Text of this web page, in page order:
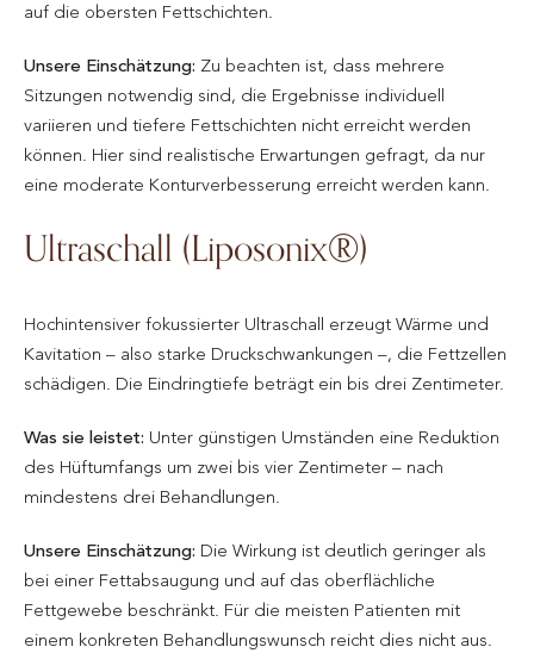
auf die obersten Fettschichten.
Unsere Einschätzung: Zu beachten ist, dass mehrere
Sitzungen notwendig sind, die Ergebnisse individuell
variieren und tiefere Fettschichten nicht erreicht werden
können. Hier sind realistische Erwartungen gefragt, da nur
eine moderate Konturverbesserung erreicht werden kann.
Ultraschall (Liposonix®)
Hochintensiver fokussierter Ultraschall erzeugt Wärme und
Kavitation – also starke Druckschwankungen –, die Fettzellen
schädigen. Die Eindringtiefe beträgt ein bis drei Zentimeter.
Was sie leistet: Unter günstigen Umständen eine Reduktion
des Hüftumfangs um zwei bis vier Zentimeter – nach
mindestens drei Behandlungen.
Unsere Einschätzung: Die Wirkung ist deutlich geringer als
bei einer Fettabsaugung und auf das oberflächliche
Fettgewebe beschränkt. Für die meisten Patienten mit
einem konkreten Behandlungswunsch reicht dies nicht aus.